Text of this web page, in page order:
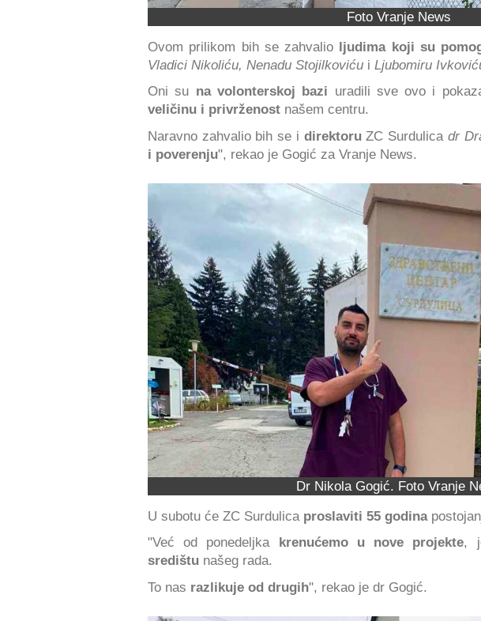
Foto Vranje News
Ovom prilikom bih se zahvalio ljudima koji su
Vladici Nikoliću, Nenadu Stojilkoviću i Ljubomiru
Oni su na volonterskoj bazi uradili sve ovo i
veličinu i privrženost našem centru.
Naravno zahvalio bih se i direktoruZC Surdulica dr
i poverenju", rekao je Gogić za Vranje News.
Dr Nikola Gogić. Foto Vranje
U subotu će ZC Surdulica proslaviti 55 godina
"Već od ponedeljka krenućemo u nove projekte,
središtu našeg rada.
To nas razlikuje od drugih", rekao je dr Gogić.